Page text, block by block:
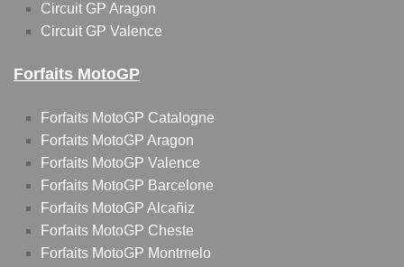
Circuit GP Aragon
Circuit GP Valence
Forfaits MotoGP
Forfaits MotoGP Catalogne
Forfaits MotoGP Aragon
Forfaits MotoGP Valence
Forfaits MotoGP Barcelone
Forfaits MotoGP Alcañiz
Forfaits MotoGP Cheste
Forfaits MotoGP Montmelo